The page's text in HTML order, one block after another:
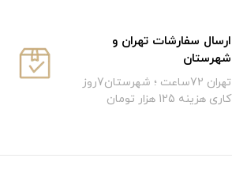
ارسال سفارشات تهران و
شهرستان
تهران 72ساعت ؛ شهرستان7روز
کاری هزینه 125 هزار تومان